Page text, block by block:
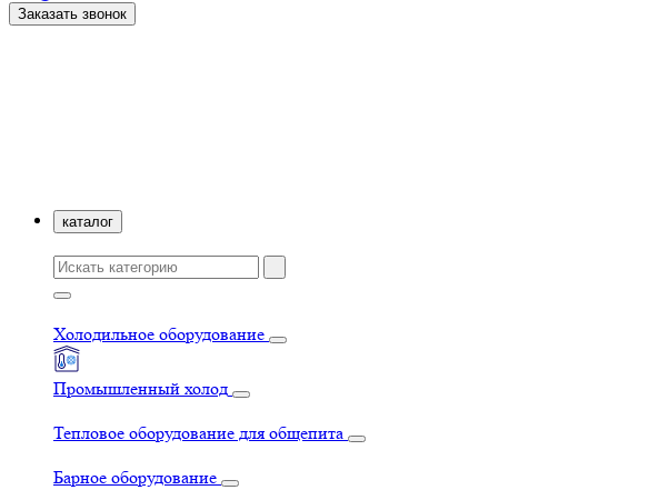
Заказать звонок
каталог
Холодильное оборудование
Промышленный холод
Тепловое оборудование для общепита
Барное оборудование